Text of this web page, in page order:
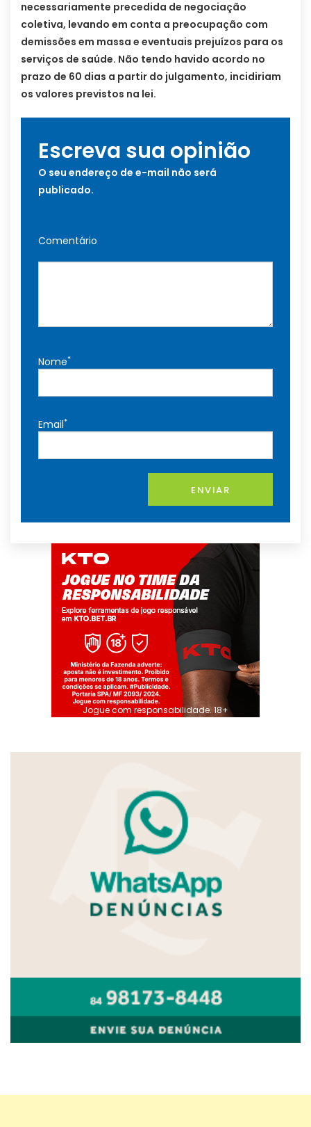
necessariamente precedida de negociação
coletiva, levando em conta a preocupação com
demissões em massa e eventuais prejuízos para os
serviços de saúde. Não tendo havido acordo no
prazo de 60 dias a partir do julgamento, incidiriam
os valores previstos na lei.
Escreva sua opinião
O seu endereço de e-mail não será
publicado.
Comentário
Nome*
Email*
ENVIAR
Jogue com responsabilidade. 18+